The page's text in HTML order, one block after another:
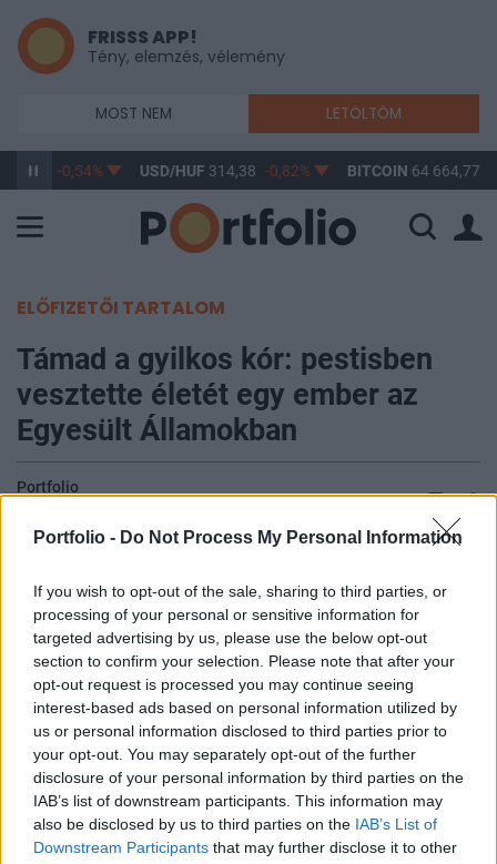
Portfolio - Do Not Process My Personal Information
If you wish to opt-out of the sale, sharing to third parties, or
processing of your personal or sensitive information for
targeted advertising by us, please use the below opt-out
section to confirm your selection. Please note that after your
opt-out request is processed you may continue seeing
interest-based ads based on personal information utilized by
us or personal information disclosed to third parties prior to
your opt-out. You may separately opt-out of the further
disclosure of your personal information by third parties on the
IAB’s list of downstream participants. This information may
also be disclosed by us to third parties on the IAB’s List of
Downstream Participants that may further disclose it to other
FRISSS APP!
Tény, elemzés, vélemény
MOST NEM LETÖLTÖM
-0,54% USD/HUF 314,38 -0,82% BITCOIN 64 664,77
ELŐFIZETŐI TARTALOM
Támad a gyilkos kór: pestisben
vesztette életét egy ember az
Egyesült Államokban
Portfolio
egy ember – írja az AP.
Az amerikai egészsügügyi hatóságok pénteken számoltak
be az esetről. A középkorban súlyos járványokat
kirobbantó pestis manapság nagyon ritka, az Egyesült
Államokban évi hét esetet diagnosztizálnak. Amerikában
az utolsó pestises haláleset még 2007-ben volt. A
baktérium által okozott megfertőződésnek három fajtája
van: a bubópestis, a szeptikémiás pestis és a tüdőpestis....